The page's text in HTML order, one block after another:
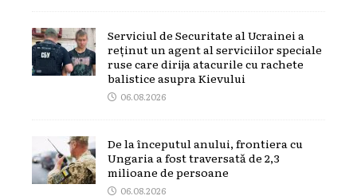
Serviciul de Securitate al Ucrainei a
reținut un agent al serviciilor speciale
ruse care dirija atacurile cu rachete
balistice asupra Kievului
06.08.2026
De la începutul anului, frontiera cu
Ungaria a fost traversată de 2,3
milioane de persoane
06.08.2026